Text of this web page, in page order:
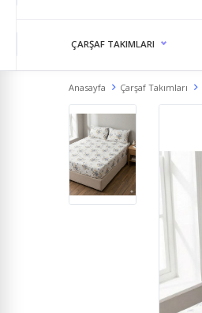
ÇARŞAF TAKIMLARI
Anasayfa Çarşaf Takımları